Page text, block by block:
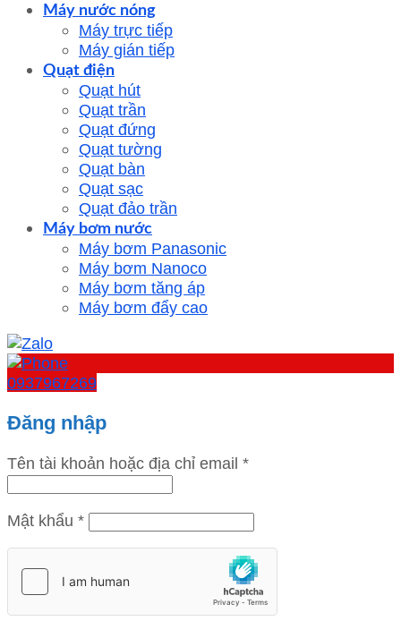
Máy nước nóng
Máy trực tiếp
Máy gián tiếp
Quạt điện
Quạt hút
Quạt trần
Quạt đứng
Quạt tường
Quạt bàn
Quạt sạc
Quạt đảo trần
Máy bơm nước
Máy bơm Panasonic
Máy bơm Nanoco
Máy bơm tăng áp
Máy bơm đẩy cao
0937967269
Đăng nhập
Tên tài khoản hoặc địa chỉ email *
Mật khẩu *